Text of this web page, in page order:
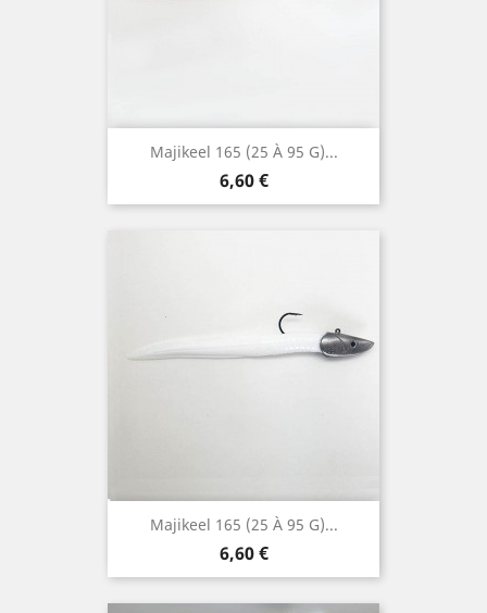
Majikeel 165 (25 À 95 G)...
Prix
6,60 €
Majikeel 165 (25 À 95 G)...
Prix
6,60 €